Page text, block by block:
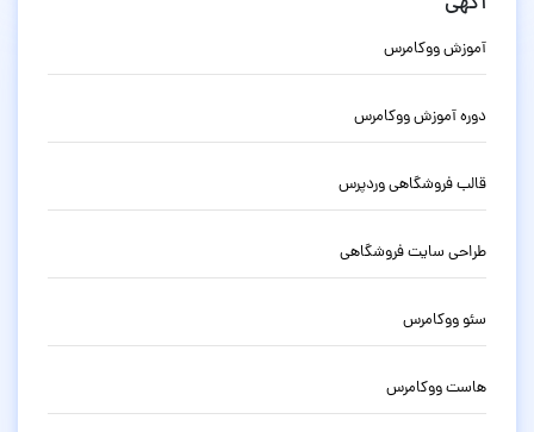
آموزش ووکامرس
دوره آموزش ووکامرس
قالب فروشگاهی وردپرس
طراحی سایت فروشگاهی
سئو ووکامرس
هاست ووکامرس